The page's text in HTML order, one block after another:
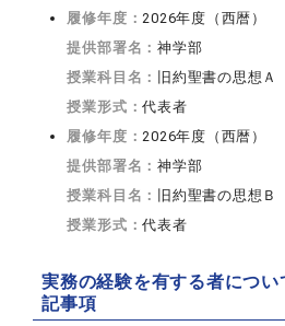
履修年度：2026年度（西暦）
提供部署名：神学部
授業科目名：
旧約聖書の思想Ａ
授業形式：代表者
履修年度：2026年度（西暦）
提供部署名：神学部
授業科目名：
旧約聖書の思想Ｂ
授業形式：代表者
実務の経験を有する者につい
記事項